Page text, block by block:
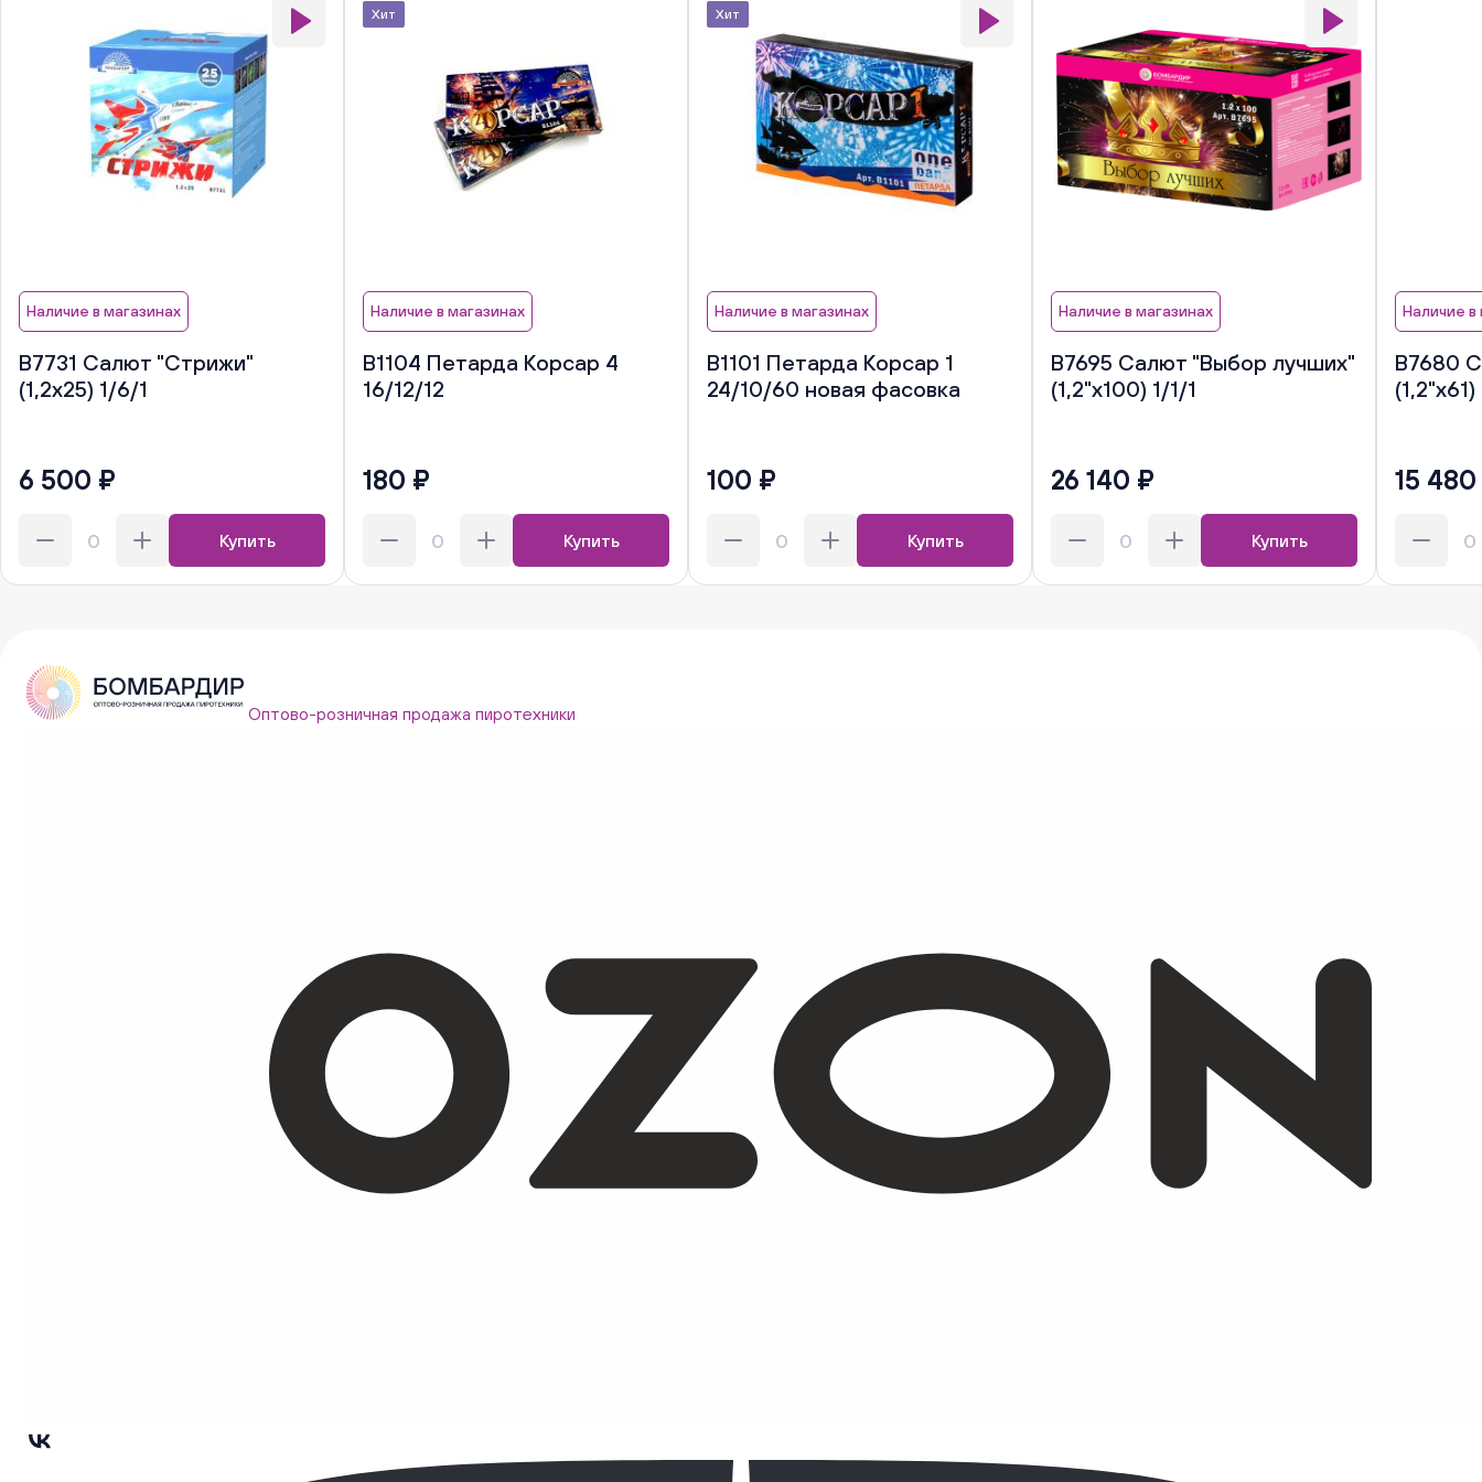
Наличие в магазинах
В7731 Салют "Стрижи"
(1,2х25) 1/6/1
6 500 ₽
Купить
Хит
Наличие в магазинах
В1104 Петарда Корсар 4
16/12/12
180 ₽
Купить
Хит
Наличие в магазинах
В1101 Петарда Корсар 1
24/10/60 новая фасовка
100 ₽
Купить
Наличие в магазинах
В7695 Салют "Выбор лучших"
(1,2"х100) 1/1/1
26 140 ₽
Купить
Наличие в
В7680
15
Оптово-розничная продажа пиротехники